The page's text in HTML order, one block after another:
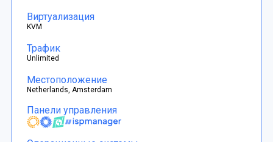
Виртуализация
KVM
Трафик
Unlimited
Местоположение
Netherlands, Amsterdam
Панели управления